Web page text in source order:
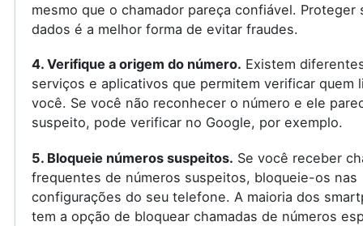
mesmo que o chamador pareça confiável. Proteger
dados é a melhor forma de evitar fraudes.
4. Verifique a origem do número. Existem
serviços e aplicativos que permitem verificar quem
você. Se você não reconhecer o número e ele
suspeito, pode verificar no Google, por exemplo.
5. Bloqueie números suspeitos. Se você receber
frequentes de números suspeitos, bloqueie-os nas
configurações do seu telefone. A maioria dos
tem a opção de bloquear chamadas de números